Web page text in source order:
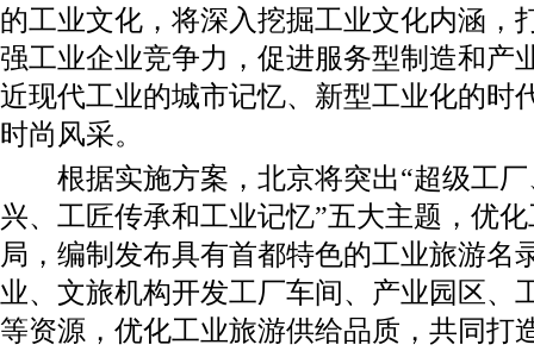
的工业文化，将深入挖掘工业文化内涵，
强工业企业竞争力，促进服务型制造和产
近现代工业的城市记忆、新型工业化的时
时尚风采。
根据实施方案，北京将突出“超级工厂
兴、工匠传承和工业记忆”五大主题，优
局，编制发布具有首都特色的工业旅游名
业、文旅机构开发工厂车间、产业园区、
等资源，优化工业旅游供给品质，共同打